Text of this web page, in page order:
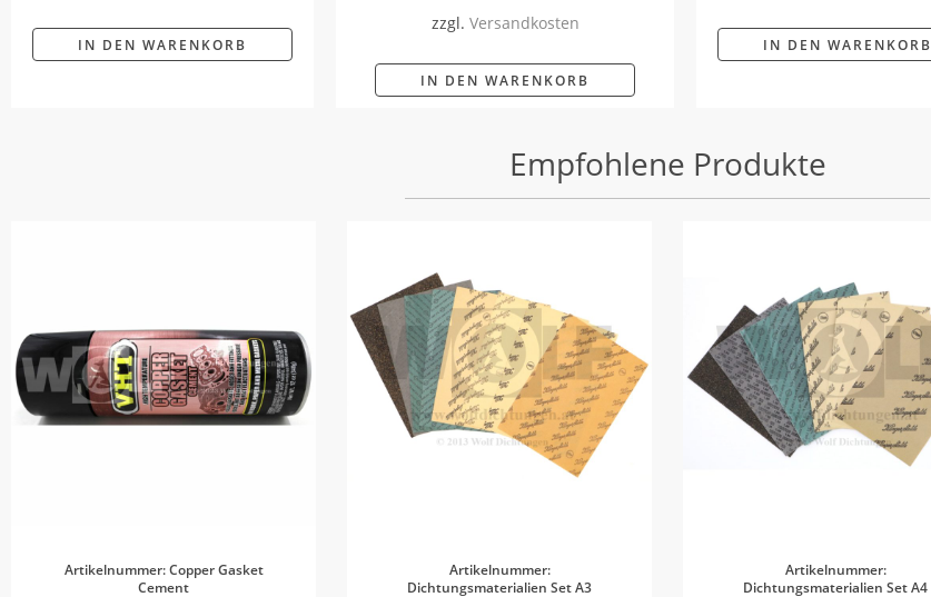
IN DEN WARENKORB
zzgl. Versandkosten
IN DEN WARENKORB
IN DEN WARENKORB
Empfohlene Produkte
Artikelnummer: Copper Gasket
Cement
Artikelnummer:
Dichtungsmaterialien Set A3
Artikelnummer:
Dichtungsmaterialien Set A4